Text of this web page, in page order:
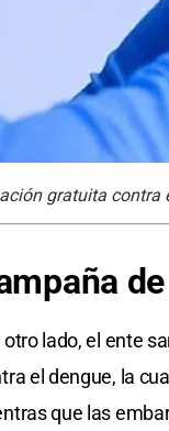
gratuita contra
otro lado, el ente
el dengue, la
que las